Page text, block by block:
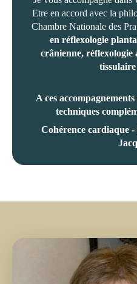
Etre en accord avec la
Chambre Nationale des
en réflexologie
crânienne, réflexologie
A ces
techniques
Cohérence cardiaque